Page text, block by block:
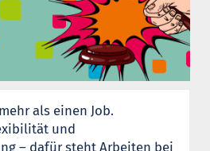
als einen Job.
und
– dafür steht Arbeiten bei